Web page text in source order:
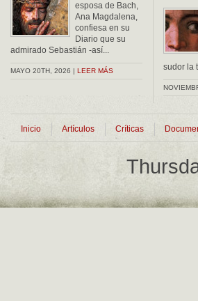
esposa de Bach,
Ana Magdalena,
confiesa en su
Diario que su
admirado Sebastián -así...
MAYO 20TH, 2026 | LEER MÁS
sudor la
Inicio Artículos Críticas